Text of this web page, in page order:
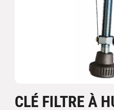
CLÉ FILTRE À